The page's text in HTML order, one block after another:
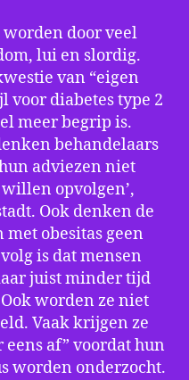
door veel
lui en slordig.
van “eigen
voor diabetes type 2
meer begrip is.
behandelaars
adviezen niet
opvolgen’,
Ook denken de
obesitas geen
is dat mensen
juist minder tijd
worden ze niet
Vaak krijgen ze
eens af” voordat hun
worden onderzocht.